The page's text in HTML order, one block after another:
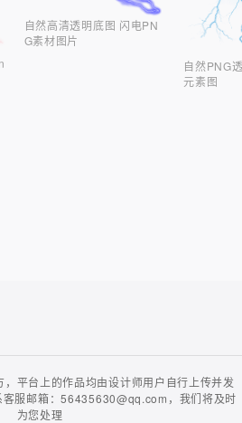
自然高清透明底图 闪电PN
G素材图片
自然PNG
元素图
平台上的作品均由设计师用户自行上传并发
服邮箱：56435630@qq.com，我们将及时
为您处理